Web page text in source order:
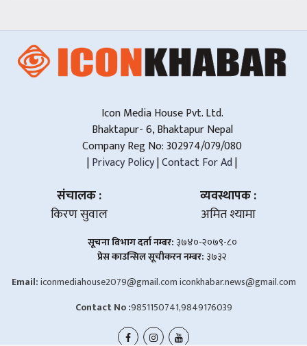
Icon Media House Pvt. Ltd.
Bhaktapur- 6, Bhaktapur Nepal
Company Reg No: 302974/079/080
|Privacy Policy|Contact For Ad|
संचालक :
किरण सुवाल
व्यवस्थापक :
अमित श्यामा
सूचना विभाग दर्ता नम्बर: ३७४०-२०७९-८०
प्रेस काउन्सिल सूचीकरन नम्बर: ३७३२
Email:iconmediahouse2079@gmail.comiconkhabar.news@gmail.com
Contact No :9851150741,9849176039